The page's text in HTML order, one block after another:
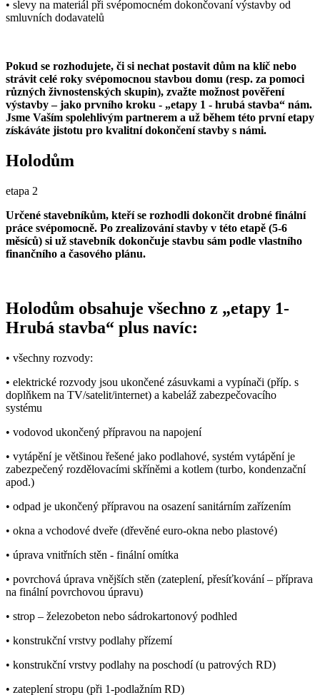
• slevy na materiál při svépomocném dokončovaní výstavby od
smluvních dodavatelů
Pokud se rozhodujete, či si nechat postavit dům na klíč nebo
strávit celé roky svépomocnou stavbou domu (resp. za pomoci
různých živnostenských skupin), zvažte možnost pověření
výstavby – jako prvního kroku - „etapy 1 - hrubá stavba“ nám.
Jsme Vaším spolehlivým partnerem a už během této první etapy
získáváte jistotu pro kvalitní dokončení stavby s námi.
Holodům
etapa 2
Určené stavebníkům, kteří se rozhodli dokončit drobné finální
práce svépomocně. Po zrealizování stavby v této etapě (5-6
měsíců) si už stavebník dokončuje stavbu sám podle vlastního
finančního a časového plánu.
Holodům obsahuje všechno z „etapy 1-
Hrubá stavba“ plus navíc:
• všechny rozvody:
• elektrické rozvody jsou ukončené zásuvkami a vypínači (příp. s
doplňkem na TV/satelit/internet) a kabeláž zabezpečovacího
systému
• vodovod ukončený přípravou na napojení
• vytápění je většinou řešené jako podlahové, systém vytápění je
zabezpečený rozdělovacími skříněmi a kotlem (turbo, kondenzační
apod.)
• odpad je ukončený přípravou na osazení sanitárním zařízením
• okna a vchodové dveře (dřevěné euro-okna nebo plastové)
• úprava vnitřních stěn - finální omítka
• povrchová úprava vnějších stěn (zateplení, přesíťkování – příprava
na finální povrchovou úpravu)
• strop – železobeton nebo sádrokartonový podhled
• konstrukční vrstvy podlahy přízemí
• konstrukční vrstvy podlahy na poschodí (u patrových RD)
• zateplení stropu (při 1-podlažním RD)